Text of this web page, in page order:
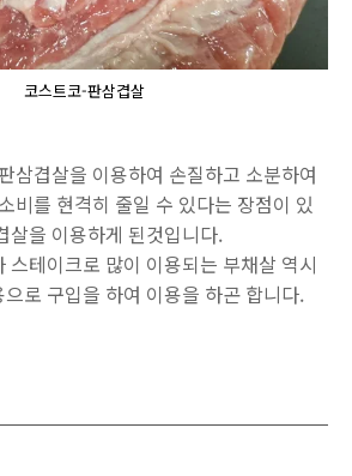
코스트코-판삼겹살
삼겹살을 이용하여 손질하고 소분하여
비를 현격히 줄일 수 있다는 장점이 있
살을 이용하게 된것입니다.
스테이크로 많이 이용되는 부채살 역시
로 구입을 하여 이용을 하곤 합니다.